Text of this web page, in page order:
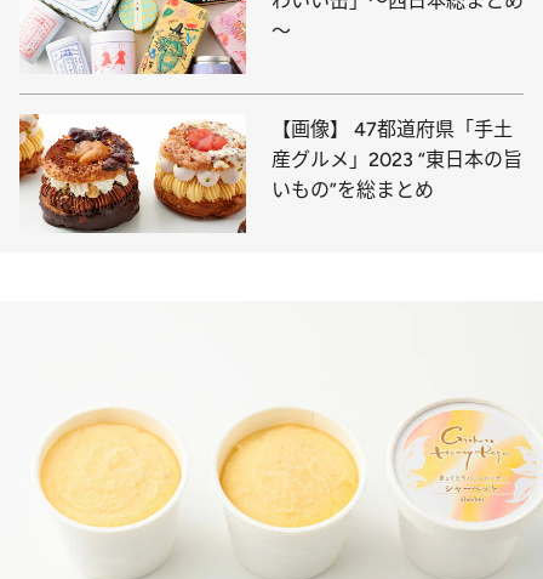
～
【画像】 47都道府県「手土
産グルメ」2023 “東日本の旨
いもの”を総まとめ